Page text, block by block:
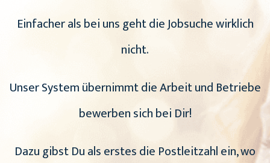
Einfacher als bei uns geht die Jobsuche wirklich
nicht.
Unser System übernimmt die Arbeit und Betriebe
bewerben sich bei Dir!
Dazu gibst Du als erstes die Postleitzahl ein, wo